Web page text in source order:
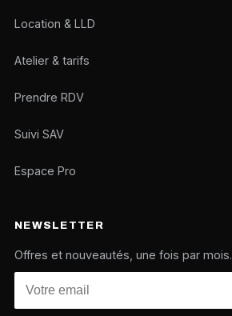
Location & LLD
Atelier & tarifs
Prendre RDV
Suivi SAV
Espace Pro
NEWSLETTER
Offres et nouveautés, une fois par mois.